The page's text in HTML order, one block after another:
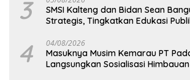
3
SMSI Kalteng dan Bidan Sean
Strategis, Tingkatkan Edukasi
4 04/08/2026
Masuknya Musim Kemarau PT
Langsungkan Sosialisasi